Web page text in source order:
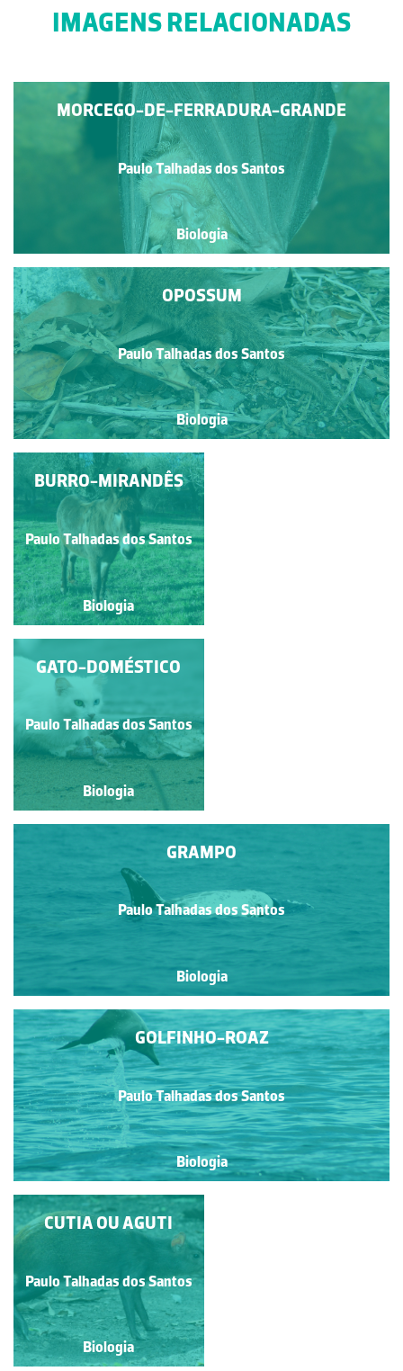
IMAGENS RELACIONADAS
MORCEGO-DE-FERRADURA-GRANDE
Paulo Talhadas dos Santos
Biologia
OPOSSUM
Paulo Talhadas dos Santos
Biologia
OURIÇO-CACHEIRO
Paulo Talhadas dos Santos
Biologia
BURRO-MIRANDÊS
Paulo Talhadas dos Santos
Biologia
RAPOSA-VERMELHA
Paulo Talhadas dos Santos
Biologia
GRAMPO
Paulo Talhadas dos Santos
Biologia
GOLFINHO-ROAZ
Paulo Talhadas dos Santos
Biologia
GATO-DOMÉSTICO
Paulo Talhadas dos Santos
Biologia
PRONGHORN
Paulo Talhadas dos Santos
Biologia
CUTIA OU AGUTI
Paulo Talhadas dos Santos
Biologia